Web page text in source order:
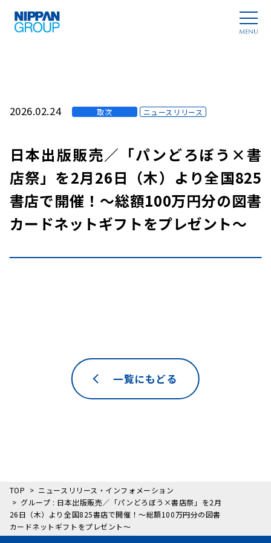
2026.02.24 取次 ニュースリリース
日本出版販売／「パンどろぼう×書
店祭」を2月26日（木）より全国825
書店で開催！～総額100万円分の図書
カードネットギフトをプレゼント～
一覧にもどる
TOP
ニュースリリース・インフォメーション
グループ : 日本出版販売／「パンどろぼう×書店祭」を2月
26日（木）より全国825書店で開催！～総額100万円分の図書
カードネットギフトをプレゼント～